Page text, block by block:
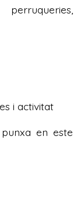
i activitat
en este